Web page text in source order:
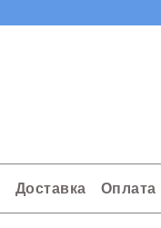
Доставка Оплата